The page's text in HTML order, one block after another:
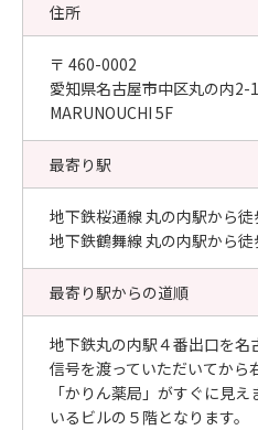
住所
〒 460-0002
愛知県名古屋市中区丸の内
MARUNOUCHI 5F
最寄り駅
地下鉄桜通線 丸の内駅から
地下鉄鶴舞線 丸の内駅から
最寄り駅からの道順
地下鉄丸の内駅４番出口を名
信号を渡っていただいてから
「かりん薬局」がすぐに見
いるビルの５階となります。